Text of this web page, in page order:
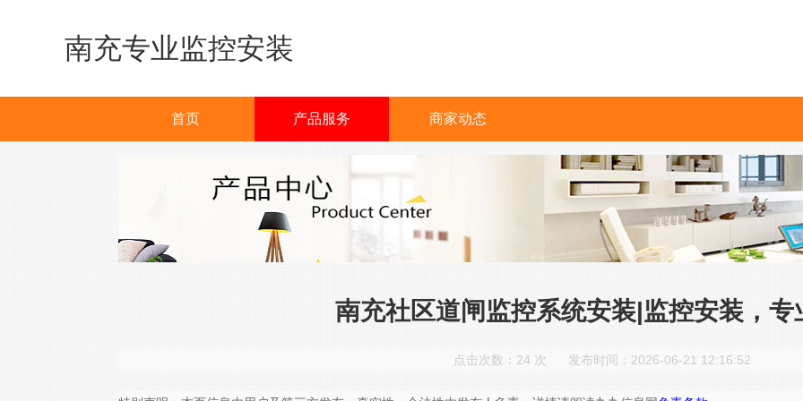
南充专业监控安装
首页 产品服务 商家动态
南充社区道闸监控系统安装|监控安装，专
点击次数： 24 次 发布时间：2026-06-21 12:16:52